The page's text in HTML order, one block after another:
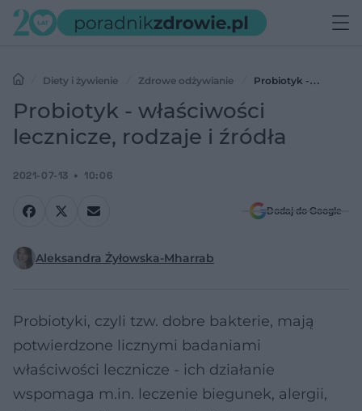
Diety i żywienie Zdrowe odżywianie
Probiotyk -
właściwości lecznicze, rodzaje i źródła
Probiotyk - właściwości
lecznicze, rodzaje i źródła
2021-07-13 10:06
Dodaj do Google
Aleksandra Żyłowska-Mharrab
Probiotyki, czyli tzw. dobre bakterie, mają
potwierdzone licznymi badaniami
właściwości lecznicze - ich działanie
wspomaga m.in. leczenie biegunek, alergii,